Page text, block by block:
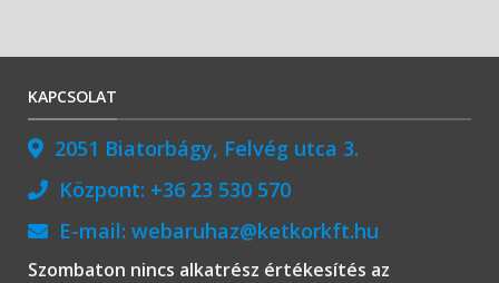
KAPCSOLAT
2051 Biatorbágy, Felvég utca 3.
Központ: +36 23 530 570
E-mail: webaruhaz@ketkorkft.hu
Szombaton nincs alkatrész értékesítés az